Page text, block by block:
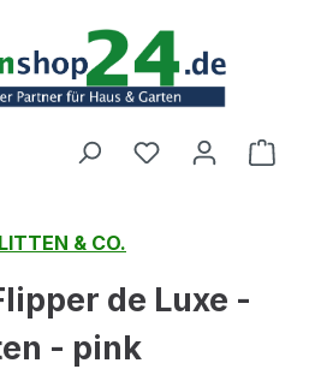
& CO.
de Luxe -
- pink